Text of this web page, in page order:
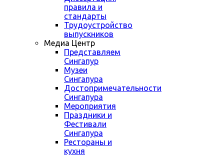
правила и
стандарты
Трудоустройство
выпускников
Медиа Центр
Представляем
Сингапур
Музеи
Сингапура
Достопримечательности
Сингапура
Мероприятия
Праздники и
Фестивали
Сингапура
Рестораны и
кухня